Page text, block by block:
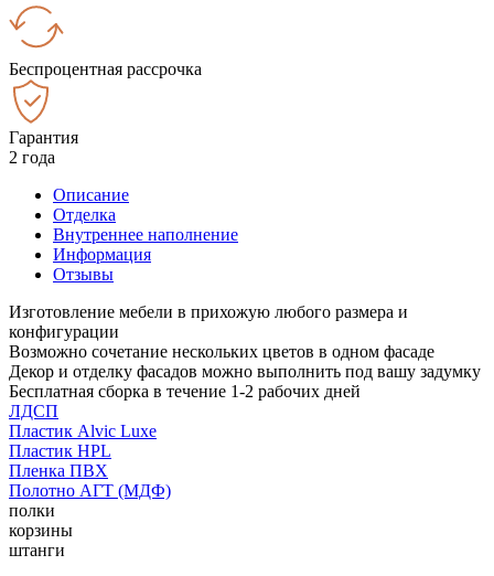
Беспроцентная рассрочка
Гарантия
2 года
Описание
Отделка
Внутреннее наполнение
Информация
Отзывы
Изготовление мебели в прихожую любого размера и
конфигурации
Возможно сочетание нескольких цветов в одном фасаде
Декор и отделку фасадов можно выполнить под вашу задумку
Бесплатная сборка в течение 1-2 рабочих дней
ЛДСП
Пластик Alvic Luxe
Пластик HPL
Пленка ПВХ
Полотно АГТ (МДФ)
полки
корзины
штанги